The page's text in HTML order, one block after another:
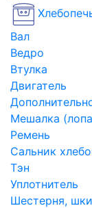
Вал
Ведро
Втулка
Двигатель
Мешалка
Ремень
Сальник
Тэн
Уплотнитель
Шестерня,